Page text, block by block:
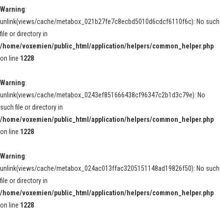
Warning:
unlink(views/cache/metabox_021b27fe7c8ecbd5010d6cdcf6110f6c): No such
file or directory in
/home/voxemien/public_html/application/helpers/common_helper.php
on line 1228
Warning:
unlink(views/cache/metabox_0243ef851666438cf96347c2b1d3c79e): No
such file or directory in
/home/voxemien/public_html/application/helpers/common_helper.php
on line 1228
Warning:
unlink(views/cache/metabox_024ac013ffac3205151148ad19826f50): No such
file or directory in
/home/voxemien/public_html/application/helpers/common_helper.php
on line 1228